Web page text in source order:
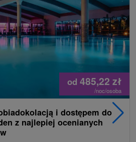
od 485,22 zł
/noc/osoba
i dostępem do
z najlepiej ocenianych